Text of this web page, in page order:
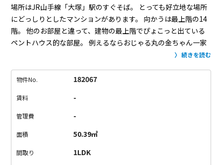
場所はJR山手線「大塚」駅のすぐそば。
とっても好立地な場所
にどっしりとしたマンションがあります。
向かうは最上階の14
階。 他のお部屋と違って、建物の最上階でぴょこっと出ている
ペントハウス的な部屋。 例えるならおじゃる丸の金ちゃん一家
間取り図をご
どこを見渡しても空空空。空に囲まれたお部屋なんです。なん
のいい日には洗濯物をズラーッと並べたいですね。
のお部屋の内装ですが、やっぱりぐっとくる。
収納や水周りの扉、こちらはもともと使っていた扉をグレーに
塗り直して、取手などはそのまま使っています。
続きを読む
物件No. 182067
賃料 -
管理費 -
面積 50.39㎡
間取り 1LDK